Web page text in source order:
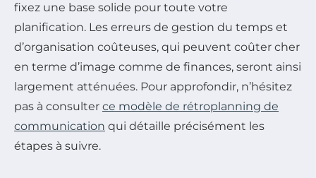
fixez une base solide pour toute votre
planification. Les erreurs de gestion du temps et
d’organisation coûteuses, qui peuvent coûter cher
en terme d’image comme de finances, seront ainsi
largement atténuées. Pour approfondir, n’hésitez
pas à consulter ce modèle de rétroplanning de
communication qui détaille précisément les
étapes à suivre.